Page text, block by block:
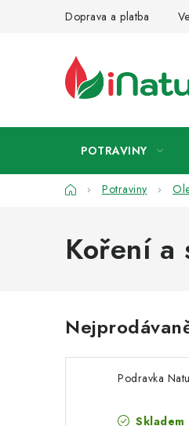
Doprava a platba
POTRAVINY
DomůPotraviny
Koření a
Podravka
Skladem